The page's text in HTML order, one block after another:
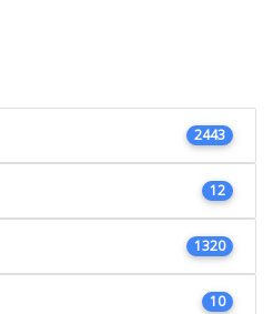
2443
12
1320
10